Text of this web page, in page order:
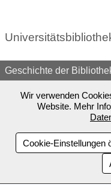
Geschichte der
Wir verwenden
Website. Mehr
Cookie-Einstellungen